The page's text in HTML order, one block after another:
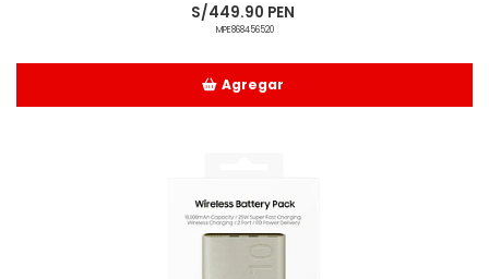
S/449.90 PEN
MPE868456520
Agregar